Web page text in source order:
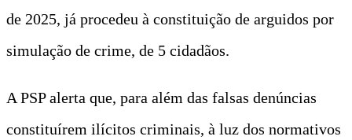
de 2025, já procedeu à constituição de arguidos por
simulação de crime, de 5 cidadãos.
A PSP alerta que, para além das falsas denúncias
constituírem ilícitos criminais, à luz dos normativos